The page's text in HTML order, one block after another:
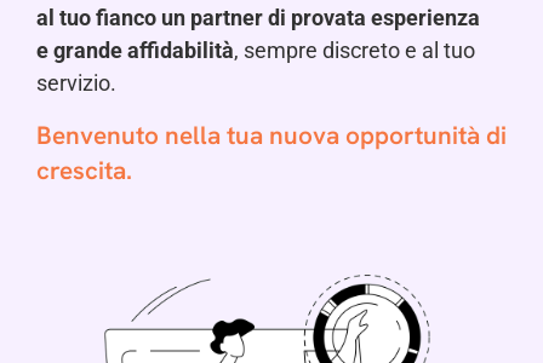
al tuo fianco un partner di provata esperienza
e grande affidabilità, sempre discreto e al tuo
servizio.
Benvenuto nella tua nuova opportunità di
crescita.